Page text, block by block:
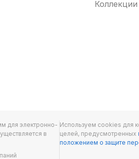
Коллекции
для электронно-
в
Используем cookies для
целей, предусмотренных
положением о защите